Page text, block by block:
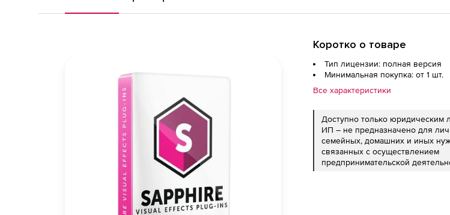
Коротко о товаре
Тип лицензии: полная версия
Минимальная покупка: от 1 шт.
Все характеристики
Доступно только юридическим
ИП – не предназначено для
семейных, домашних и иных
связанных с осуществлением
предпринимательской